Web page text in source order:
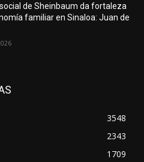
de Sheinbaum da fortaleza
familiar en Sinaloa: Juan de
3548
2343
1709